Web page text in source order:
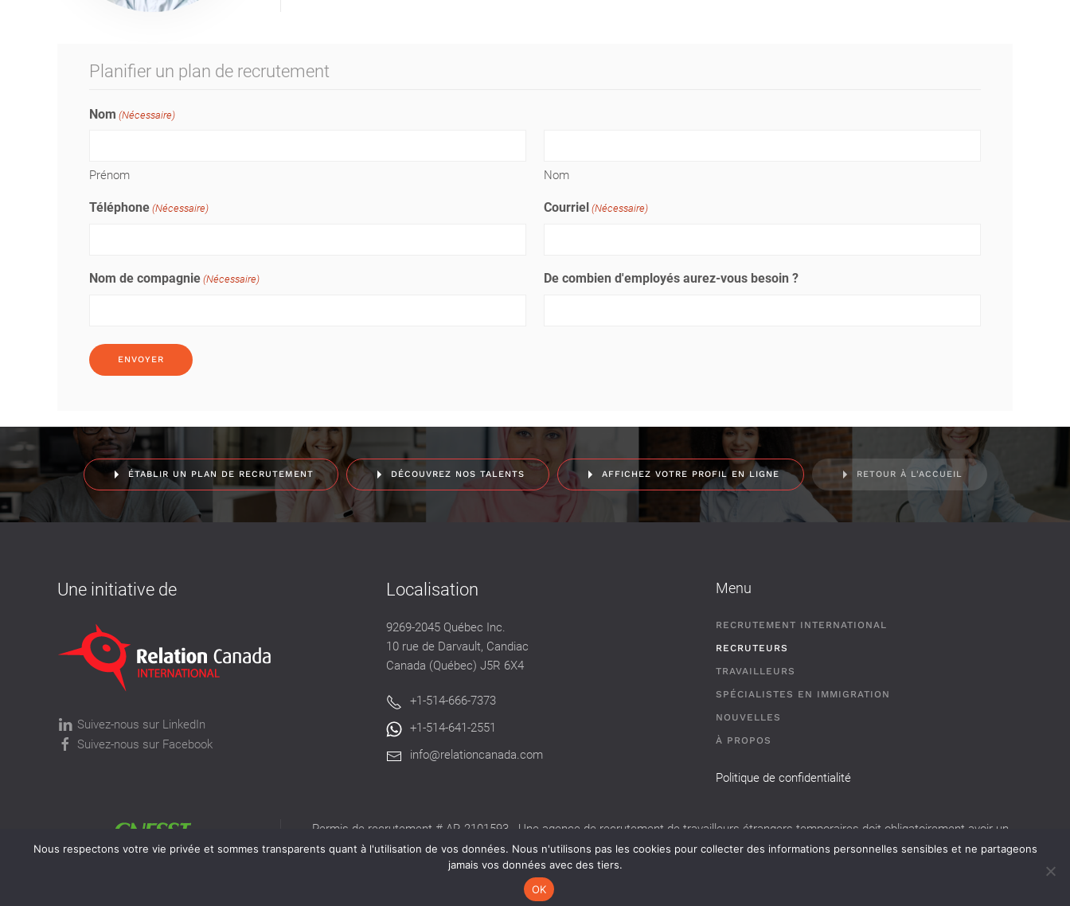
Planifier un plan de recrutement
Nom (Nécessaire)
Prénom Nom
Téléphone (Nécessaire) Courriel (Nécessaire)
Nom de compagnie (Nécessaire) De combien d'employés aurez-vous besoin ?
ÉTABLIR UN PLAN DE RECRUTEMENT DÉCOUVREZ NOS TALENTS AFFICHEZ VOTRE PROFIL EN LIGNE RETOUR À L'ACCUEIL
Une initiative de
Suivez-nous sur LinkedIn
Suivez-nous sur Facebook
Localisation
9269-2045 Québec Inc.
10 rue de Darvault, Candiac
Canada (Québec) J5R 6X4
+1-514-666-7373
+1-514-641-2551
info@relationcanada.com
Menu
RECRUTEMENT INTERNATIONAL
RECRUTEURS
TRAVAILLEURS
SPÉCIALISTES EN IMMIGRATION
NOUVELLES
À PROPOS
Politique de confidentialité
Permis de recrutement # AR-2101593 - Une agence de recrutement de travailleurs étrangers temporaires doit obligatoirement avoir un
permis valide délivré par la CNESST pour exercer ses activités au Québec.
Nous respectons votre vie privée et sommes transparents quant à l'utilisation de vos données. Nous n'utilisons pas les cookies pour collecter des informations personnelles sensibles et ne partageons
jamais vos données avec des tiers.
OK